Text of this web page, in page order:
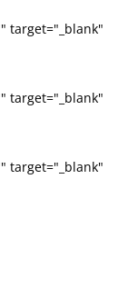
" target="_blank"
" target="_blank"
" target="_blank"